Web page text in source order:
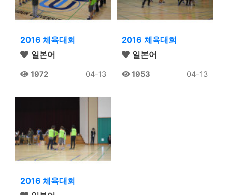
2016 체육대회
일본어
1972 04-13
2016 체육대회
일본어
1953 04-13
2016 체육대회